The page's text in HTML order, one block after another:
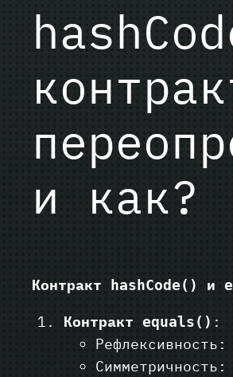
и как?
Контракт hashCode() и
Контракт equals() :